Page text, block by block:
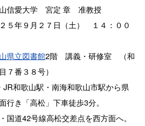
愛大学 宮定 章 准教授
年９月２７日（土） １４：００
県立図書館2階 講義・研修室 （和
７番３８号）
和歌山駅・南海和歌山市駅から県
行き「高松」下車徒歩3分。
線高松交差点を西方面へ。